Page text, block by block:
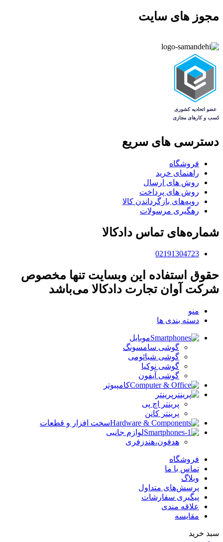
مجوز های سایت
دسترسی های سریع
فروشگاه
راهنمای خرید
روش های ارسال
روش های پرداخت
رویه‌های بازگرداندن کالا
رهگیری مرسولات
شماره‌های تماس دادکالا
02191304723
حقوق استفاده این وبسایت تنها مخصوص
شرکت آوان تجارت دادکالا می‌باشد
منو
دسته بندی ها
موبایل
گوشی سامسونگ
گوشی شیائومی
گوشی نوکیا
گوشی آیفون
کامپیوتر
پرینتر
پرینتر اچ پی
پرینتر کانن
سخت افزار و قطعات
لوازم جانبی
هدفون،هندزفری
فروشگاه
تماس با ما
وبلاگ
پرسش‌های متداول
پیگیری سفارشات
علاقه مندی
مقایسه
سبد خرید